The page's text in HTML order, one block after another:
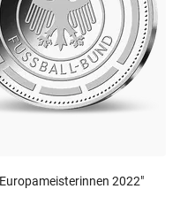
2022"